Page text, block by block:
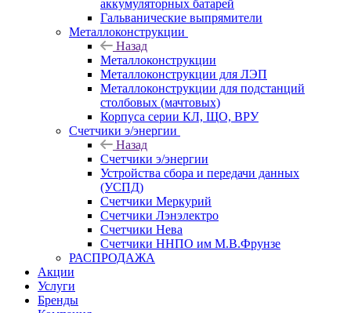
аккумуляторных батарей
Гальванические выпрямители
Металлоконструкции
Назад
Металлоконструкции
Металлоконструкции для ЛЭП
Металлоконструкции для подстанций
столбовых (мачтовых)
Корпуса серии КЛ, ЩО, ВРУ
Счетчики э/энергии
Назад
Счетчики э/энергии
Устройства сбора и передачи данных
(УСПД)
Счетчики Меркурий
Счетчики Лэнэлектро
Счетчики Нева
Счетчики ННПО им М.В.Фрунзе
РАСПРОДАЖА
Акции
Услуги
Бренды